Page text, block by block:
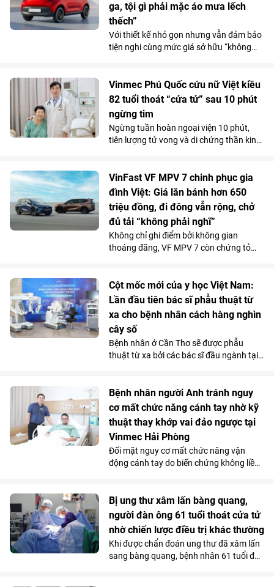
ga, tội gì phải mặc áo mưa lếch
thếch”
Với thiết kế nhỏ gọn nhưng vẫn đảm bảo
tiện nghi cùng mức giá sở hữu “không
đồng phái đẹp trước ngày mở cổng chính
thức vào 15/7.
Vinmec Phú Quốc cứu nữ Việt kiều
82 tuổi thoát “cửa tử” sau 10 phút
ngừng tim
Ngừng tuần hoàn ngoại viện 10 phút,
tiên lượng tử vong và di chứng thần kinh
cuộc sống bình thường chỉ sau một tuần
điều trị tại Bệnh viện Đa khoa Vinmec
Phú Quốc.
VinFast VF MPV 7 chinh phục gia
đình Việt: Giá lăn bánh hơn 650
triệu đồng, đi đông vẫn rộng, chở
đủ tải “không phải nghĩ”
Không chỉ ghi điểm bởi không gian
thoáng đãng, VF MPV 7 còn chứng tỏ
Chi phí sử dụng tiết kiệm và những ưu
đãi hấp dẫn càng khiến mẫu MPV điện 7
chỗ tăng sức hút trong tháng 7.
Cột mốc mới của y học Việt Nam:
Lần đầu tiên bác sĩ phẫu thuật từ
xa cho bệnh nhân cách hàng nghìn
cây số
Bệnh nhân ở Cần Thơ sẽ được phẫu
thuật từ xa bởi các bác sĩ đầu ngành tại
Việt Nam. Bước đi chiến lược này của
Vinmec đã chính thức hiện thực hóa mô
hình “y tế không khoảng cách” ở nước ta.
Bệnh nhân người Anh tránh nguy
cơ mất chức năng cánh tay nhờ kỹ
thuật thay khớp vai đảo ngược tại
Vinmec Hải Phòng
Đối mặt nguy cơ mất chức năng vận
động cánh tay do biến chứng không liền
người Anh đã được điều trị thành công
bằng kỹ thuật thay khớp vai đảo ngược
(Reverse Shoulder Arthroplasty) - kỹ
thuật lần đầu tiên được triển khai tại
Bệnh viện Đa khoa Quốc tế Vinmec Hải
Phòng.
Bị ung thư xâm lấn bàng quang,
người đàn ông 61 tuổi thoát cửa tử
nhờ chiến lược điều trị khác thường
Khi được chẩn đoán ung thư đã xâm lấn
sang bàng quang, bệnh nhân 61 tuổi đã